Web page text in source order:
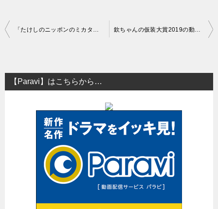
投
ビ
ゲ
「たけしのニッポンのミカタ！」の見逃し配信と再放送はある？ 欽ちゃんの仮装大賞2019の動画の見逃し配信と再放送について
【Paravi】はこちらから…